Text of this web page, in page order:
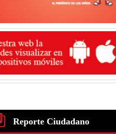
Reporte Ciudadano